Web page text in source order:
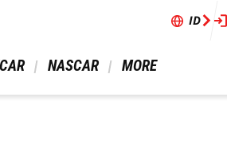
ID
NASCAR MORE